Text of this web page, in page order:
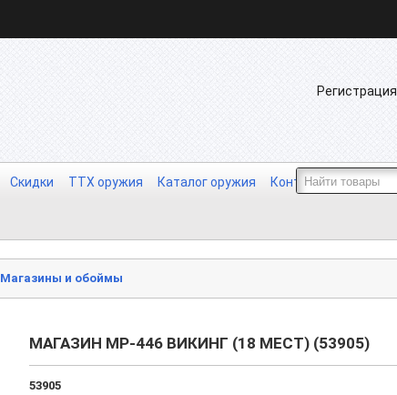
Регистрация
Скидки ТТХ оружия Каталог оружия Контакты Отзывы
Магазины и обоймы
МАГАЗИН МР-446 ВИКИНГ (18 МЕСТ) (53905)
53905